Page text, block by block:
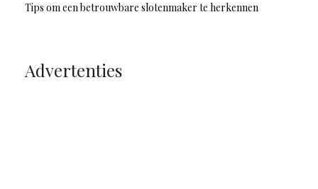
Tips om een betrouwbare slotenmaker te herkennen
Advertenties